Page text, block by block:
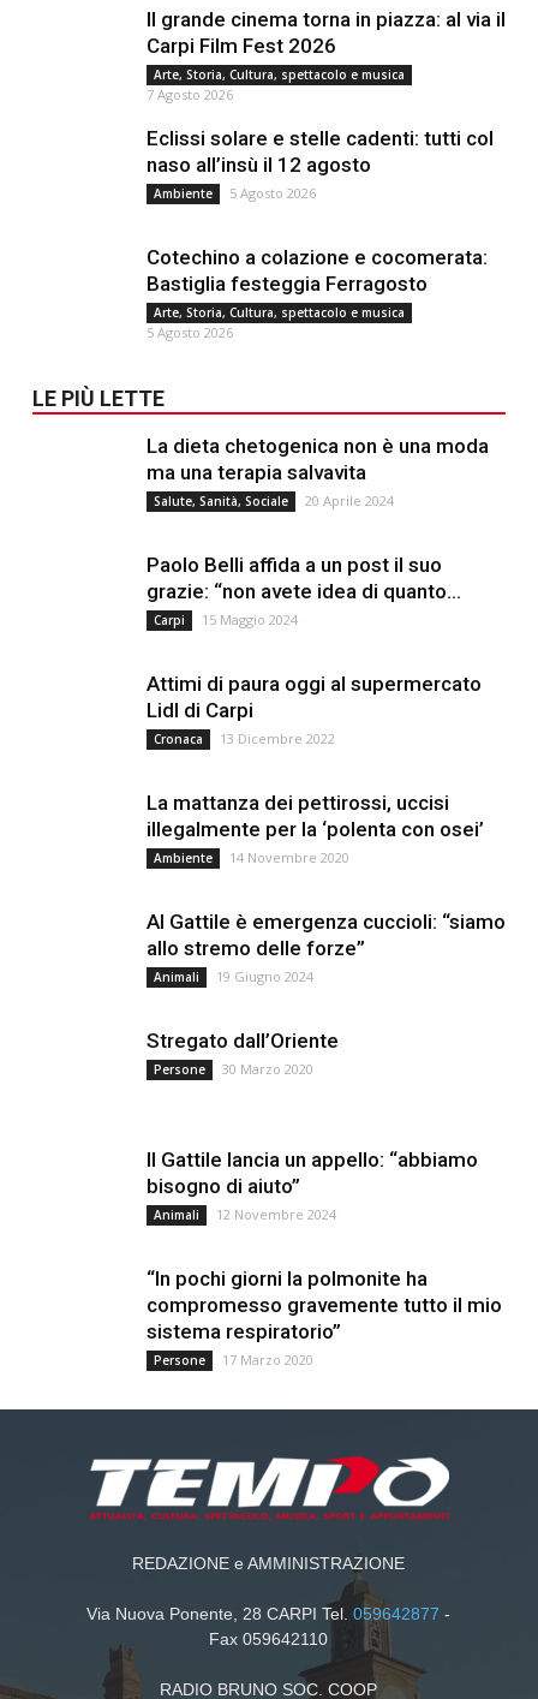
Il grande cinema torna in piazza: al via il
Carpi Film Fest 2026
Arte, Storia, Cultura, spettacolo e musica
7 Agosto 2026
Eclissi solare e stelle cadenti: tutti col
naso all’insù il 12 agosto
Ambiente 5 Agosto 2026
Cotechino a colazione e cocomerata:
Bastiglia festeggia Ferragosto
Arte, Storia, Cultura, spettacolo e musica
5 Agosto 2026
LE PIÙ LETTE
La dieta chetogenica non è una moda
ma una terapia salvavita
Salute, Sanità, Sociale 20 Aprile 2024
Paolo Belli affida a un post il suo
grazie: “non avete idea di quanto...
Carpi 15 Maggio 2024
Attimi di paura oggi al supermercato
Lidl di Carpi
Cronaca 13 Dicembre 2022
La mattanza dei pettirossi, uccisi
illegalmente per la ‘polenta con osei’
Ambiente 14 Novembre 2020
Al Gattile è emergenza cuccioli: “siamo
allo stremo delle forze”
Animali 19 Giugno 2024
Stregato dall’Oriente
Persone 30 Marzo 2020
Il Gattile lancia un appello: “abbiamo
bisogno di aiuto”
Animali 12 Novembre 2024
“In pochi giorni la polmonite ha
compromesso gravemente tutto il mio
sistema respiratorio”
Persone 17 Marzo 2020
REDAZIONE e AMMINISTRAZIONE
Via Nuova Ponente, 28 CARPI Tel.059642877 -
Fax 059642110
RADIO BRUNO SOC. COOP